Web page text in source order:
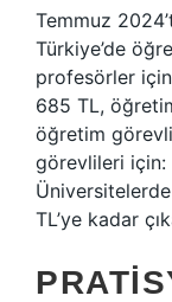
Temmuz
Türkiye’de
profesörler
685 TL,
öğretim
görevlileri için:
TL’ye kadar